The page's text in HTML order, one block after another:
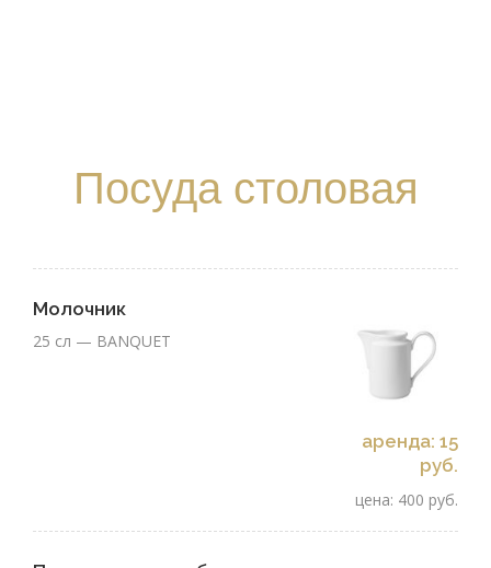
Посуда столовая
Молочник
25 сл — BANQUET
аренда: 15
руб.
цена: 400 руб.